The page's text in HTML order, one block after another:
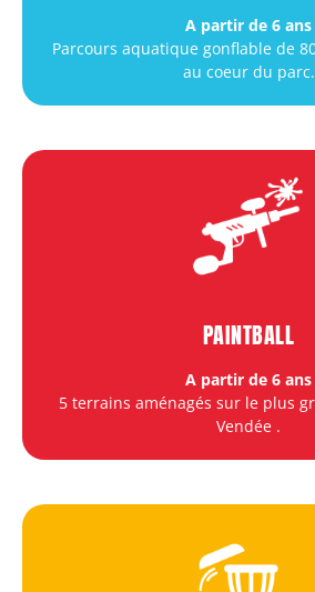
A partir de 6 ans
Parcours aquatique gonflable de
au coeur du parc.
PAINTBALL
A partir de 6 ans
5 terrains aménagés sur le plus
Vendée .